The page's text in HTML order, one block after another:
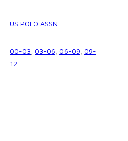
US POLO ASSN
00-03 03-06 06-09 09-
12